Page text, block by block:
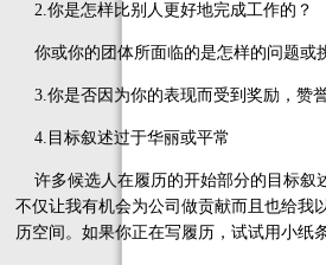
2.你是怎样比别人更好地完成工作的？
你或你的团体所面临的是怎样的问题或
3.你是否因为你的表现而受到奖励，赞
4.目标叙述过于华丽或平常
许多候选人在履历的开始部分的目标叙
不仅让我有机会为公司做贡献而且也给我
历空间。如果你正在写履历，试试用小纸